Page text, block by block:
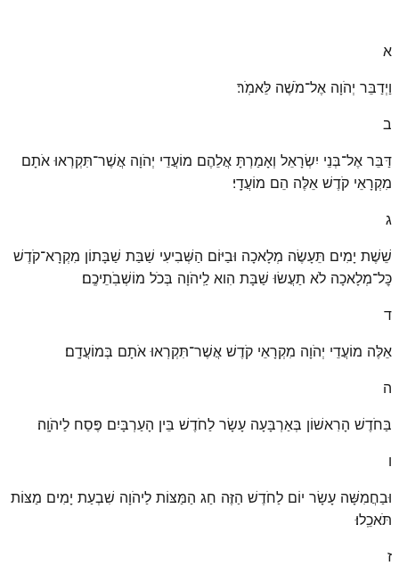
א
וַיְדַבֵּר יְהֹוָה אֶל־מֹשֶׁה לֵּאמֹֽר׃
ב
דַּבֵּר אֶל־בְּנֵי יִשְׂרָאֵל וְאָמַרְתָּ אֲלֵהֶם מוֹעֲדֵי יְהֹוָה אֲשֶׁר־תִּקְרְאוּ אֹתָם
מִקְרָאֵי קֹדֶשׁ אֵלֶּה הֵם מוֹעֲדָֽי׃
ג
שֵׁשֶׁת יָמִים תֵּעָשֶׂה מְלָאכָה וּבַיּוֹם הַשְּׁבִיעִי שַׁבַּת שַׁבָּתוֹן מִקְרָא־קֹדֶשׁ
כׇּל־מְלָאכָה לֹא תַעֲשׂוּ שַׁבָּת הִוא לַֽיהֹוָה בְּכֹל מוֹשְׁבֹֽתֵיכֶֽם׃
ד
אֵלֶּה מוֹעֲדֵי יְהֹוָה מִקְרָאֵי קֹדֶשׁ אֲשֶׁר־תִּקְרְאוּ אֹתָם בְּמוֹעֲדָֽם׃
ה
בַּחֹדֶשׁ הָרִאשׁוֹן בְּאַרְבָּעָה עָשָׂר לַחֹדֶשׁ בֵּין הָעַרְבָּיִם פֶּסַח לַיהֹוָֽה׃
ו
וּבַחֲמִשָּׁה עָשָׂר יוֹם לַחֹדֶשׁ הַזֶּה חַג הַמַּצּוֹת לַיהֹוָה שִׁבְעַת יָמִים מַצּוֹת
תֹּאכֵֽלוּ׃
ז